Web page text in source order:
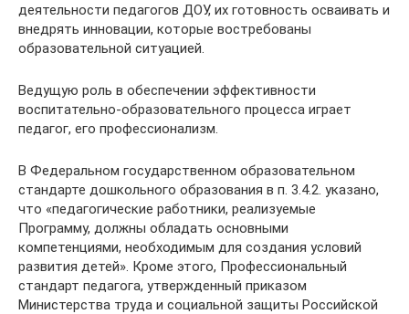
деятельности педагогов ДОУ, их готовность осваивать и
внедрять инновации, которые востребованы
образовательной ситуацией.
Ведущую роль в обеспечении эффективности
воспитательно-образовательного процесса играет
педагог, его профессионализм.
В Федеральном государственном образовательном
стандарте дошкольного образования в п. 3.4.2. указано,
что «педагогические работники, реализуемые
Программу, должны обладать основными
компетенциями, необходимым для создания условий
развития детей». Кроме этого, Профессиональный
стандарт педагога, утвержденный приказом
Министерства труда и социальной защиты Российской